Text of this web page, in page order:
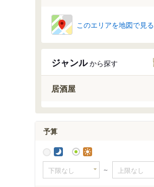
このエリアを地図で見る
ジャンルから探す
居酒屋
予算
～